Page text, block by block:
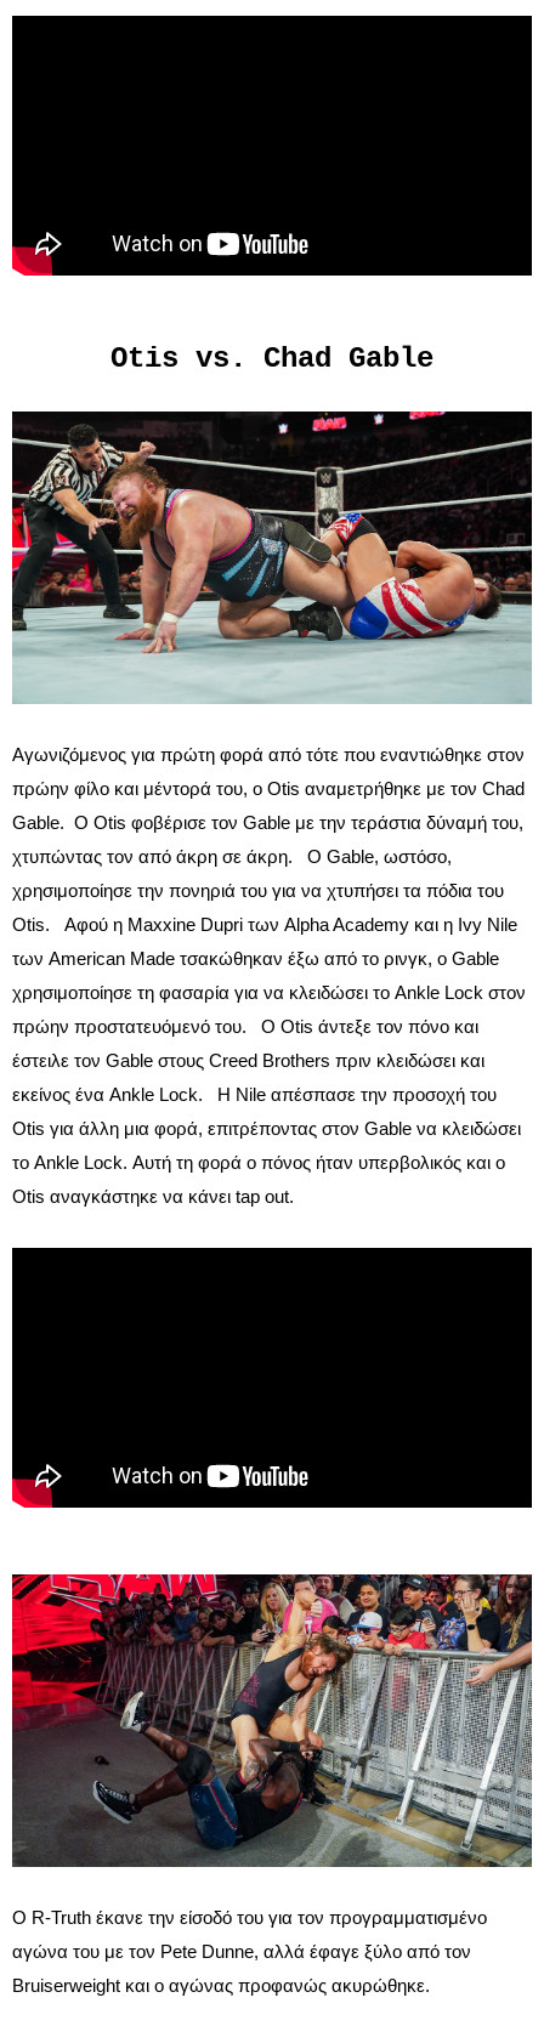
Otis vs. Chad Gable
Αγωνιζόμενος για πρώτη φορά από τότε που εναντιώθηκε στον
πρώην φίλο και μέντορά του, ο Otis αναμετρήθηκε με τον Chad
Gable. Ο Otis φοβέρισε τον Gable με την τεράστια δύναμή του,
χτυπώντας τον από άκρη σε άκρη. Ο Gable, ωστόσο,
χρησιμοποίησε την πονηριά του για να χτυπήσει τα πόδια του
Otis. Αφού η Maxxine Dupri των Alpha Academy και η Ivy Nile
των American Made τσακώθηκαν έξω από το ρινγκ, ο Gable
χρησιμοποίησε τη φασαρία για να κλειδώσει το Ankle Lock στον
πρώην προστατευόμενό του. Ο Otis άντεξε τον πόνο και
έστειλε τον Gable στους Creed Brothers πριν κλειδώσει και
εκείνος ένα Ankle Lock. Η Nile απέσπασε την προσοχή του
Otis για άλλη μια φορά, επιτρέποντας στον Gable να κλειδώσει
το Ankle Lock. Αυτή τη φορά ο πόνος ήταν υπερβολικός και ο
Otis αναγκάστηκε να κάνει tap out.
Ο R-Truth έκανε την είσοδό του για τον προγραμματισμένο
αγώνα του με τον Pete Dunne, αλλά έφαγε ξύλο από τον
Bruiserweight και ο αγώνας προφανώς ακυρώθηκε.